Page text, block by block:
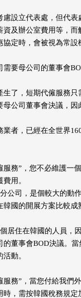
慮設立代表處，但代表
資及辦公室費用等，而
協定時，會被視為常設
需要母公司的董事會
生了，短期代僱服務只
母公司董事會決議，因
業者，已經在全世界
服務”，您不必維護一
用。
公司，是個較大的動
韓國的開展方案比較成
居住在韓國的人員，
的董事會BOD決議。
動。
服務”，當您付給我們
，需按韓國稅務規定